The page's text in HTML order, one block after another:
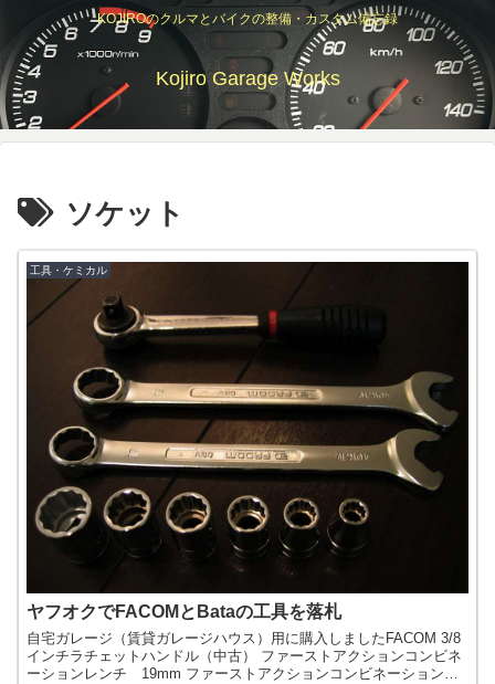
KOJIROのクルマとバイクの整備・カスタム備忘録
Kojiro Garage Works
ソケット
工具・ケミカル
ヤフオクでFACOMとBataの工具を落札
自宅ガレージ（賃貸ガレージハウス）用に購入しましたFACOM 3/8
インチラチェットハンドル（中古） ファーストアクションコンビネ
ーションレンチ 19mm ファーストアクションコンビネーションレ